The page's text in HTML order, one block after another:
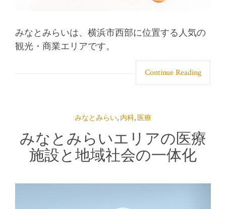
みなとみらいは、横浜市西部に位置する人気の
観光・商業エリアです。
Continue Reading
みなとみらい, 内科, 医療
みなとみらいエリアの医療
施設と地域社会の一体化